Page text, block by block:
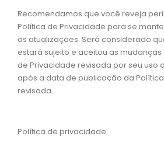
Recomendamos que você reveja
Política de Privacidade para se
as atualizações. Será considerado
estará sujeito e aceitou as
de Privacidade revisada por seu uso
após a data de publicação da
revisada.
Política de privacidade